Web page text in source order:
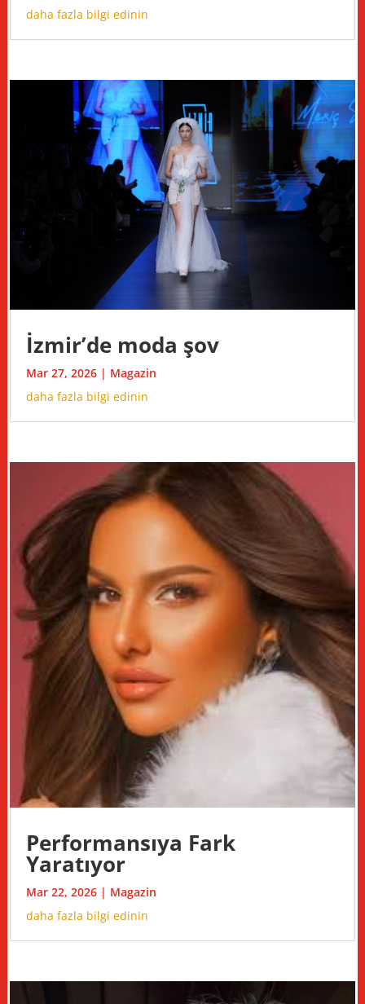
daha fazla bilgi edinin
İzmir’de moda şov
Mar 27, 2026 | Magazin
daha fazla bilgi edinin
Performansıya Fark
Yaratıyor
Mar 22, 2026 | Magazin
daha fazla bilgi edinin